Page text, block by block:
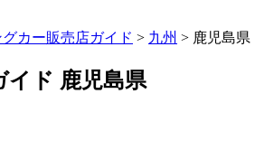
カー販売店ガイド > 九州 > 鹿児島県
イド 鹿児島県